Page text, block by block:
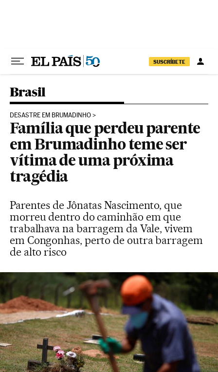
SUSCRÍBETE
Brasil
DESASTRE EM BRUMADINHO
Família que perdeu parente
em Brumadinho teme ser
vítima de uma próxima
tragédia
Parentes de Jônatas Nascimento, que
morreu dentro do caminhão em que
trabalhava na barragem da Vale, vivem
em Congonhas, perto de outra barragem
de alto risco